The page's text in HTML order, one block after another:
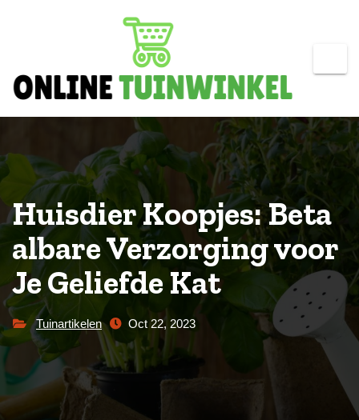
Huisdier Koopjes: Beta
albare Verzorging voor
Je Geliefde Kat
Tuinartikelen Oct 22, 2023